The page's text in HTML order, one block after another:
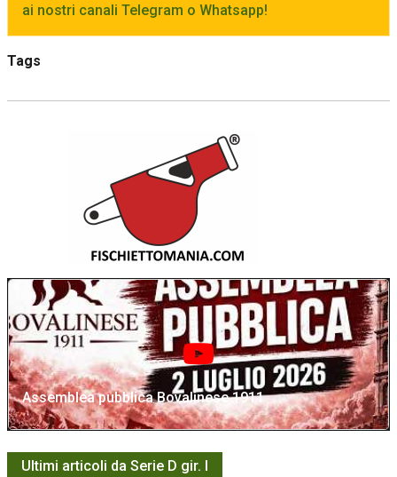
ai nostri canali Telegram o Whatsapp!
Tags
Assemblea pubblica Bovalinese 1911
Ultimi articoli da Serie D gir. I